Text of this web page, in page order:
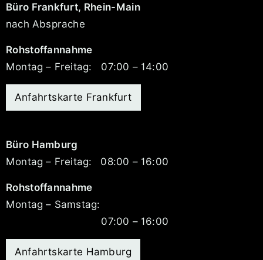
Büro Frankfurt, Rhein-Main
nach Absprache
Rohstoffannahme
Montag – Freitag:
07:00 – 14:00
Anfahrtskarte Frankfurt
Büro Hamburg
Montag – Freitag:
08:00 – 16:00
Rohstoffannahme
Montag – Samstag:
07:00 – 16:00
Anfahrtskarte Hamburg